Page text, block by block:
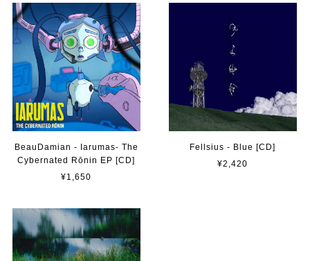
BeauDamian - Iarumas- The
Cybernated Rōnin EP [CD]
¥1,650
Fellsius - Blue [CD]
¥2,420